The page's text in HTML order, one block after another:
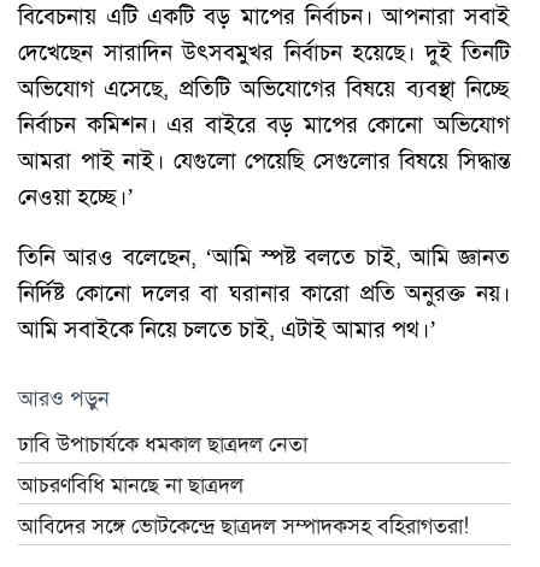
বিবেচনায় এটি একটি বড় মাপের নির্বাচন। আপনারা সবাই
দেখেছেন সারাদিন উৎসবমুখর নির্বাচন হয়েছে। দুই তিনটি
অভিযোগ এসেছে, প্রতিটি অভিযোগের বিষয়ে ব্যবস্থা নিচ্ছে
নির্বাচন কমিশন। এর বাইরে বড় মাপের কোনো অভিযোগ
আমরা পাই নাই। যেগুলো পেয়েছি সেগুলোর বিষয়ে সিদ্ধান্ত
নেওয়া হচ্ছে।’
তিনি আরও বলেছেন, ‘আমি স্পষ্ট বলতে চাই, আমি জ্ঞানত
নির্দিষ্ট কোনো দলের বা ঘরানার কারো প্রতি অনুরক্ত নয়।
আমি সবাইকে নিয়ে চলতে চাই, এটাই আমার পথ।’
আরও পড়ুন
ঢাবি উপাচার্যকে ধমকাল ছাত্রদল নেতা
আচরণবিধি মানছে না ছাত্রদল
আবিদের সঙ্গে ভোটকেন্দ্রে ছাত্রদল সম্পাদকসহ বহিরাগতরা!